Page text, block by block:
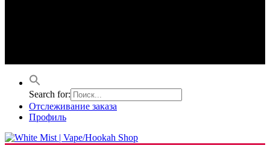
Search for:
Отслеживание заказа
Профиль